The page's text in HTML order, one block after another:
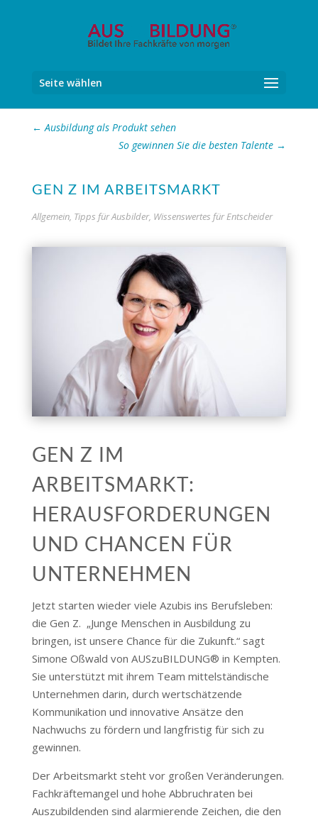
Seite wählen
←Ausbildung als Produkt sehen
So gewinnen Sie die besten Talente →
GEN Z IM ARBEITSMARKT
Allgemein, Tipps für Ausbilder, Wissenswertes für Entscheider
GEN Z IM
ARBEITSMARKT:
HERAUSFORDERUNGEN
UND CHANCEN FÜR
UNTERNEHMEN
Jetzt starten wieder viele Azubis ins Berufsleben:
die Gen Z. „Junge Menschen in Ausbildung zu
bringen, ist unsere Chance für die Zukunft.“ sagt
Simone Oßwald von AUSzuBILDUNG® in Kempten.
Sie unterstützt mit ihrem Team mittelständische
Unternehmen darin, durch wertschätzende
Kommunikation und innovative Ansätze den
Nachwuchs zu fördern und langfristig für sich zu
gewinnen.
Der Arbeitsmarkt steht vor großen Veränderungen.
Fachkräftemangel und hohe Abbruchraten bei
Auszubildenden sind alarmierende Zeichen, die den